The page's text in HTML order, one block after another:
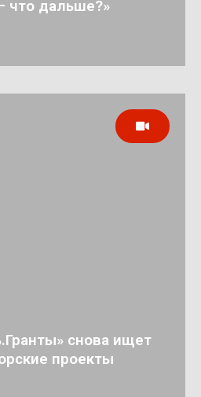
что дальше?»
снова ищет
проекты